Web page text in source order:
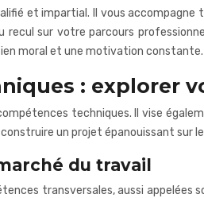
et impartial. Il vous
recul sur votre parcours
moral et une motivation
: explorer
techniques. Il vise
un projet épanouissant sur
du travail
transversales, aussi